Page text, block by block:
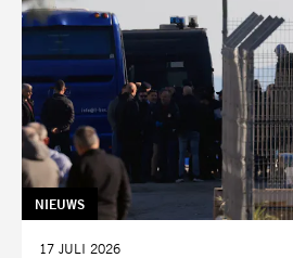
TAG:
NIEUWS
DATUM:
17 JULI 2026